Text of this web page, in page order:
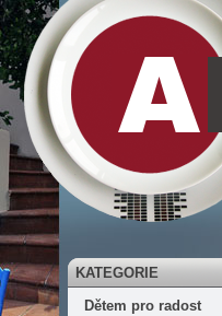
KATEGORIE
Dětem pro radost